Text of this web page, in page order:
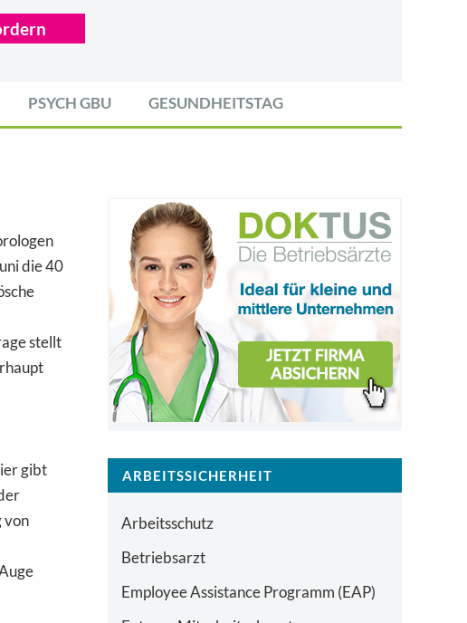
PSYCH GBU GESUNDHEITSTAG
die 40
stellt
gibt
von
ARBEITSSICHERHEIT
Arbeitsschutz
Betriebsarzt
Employee Assistance Programm (EAP)